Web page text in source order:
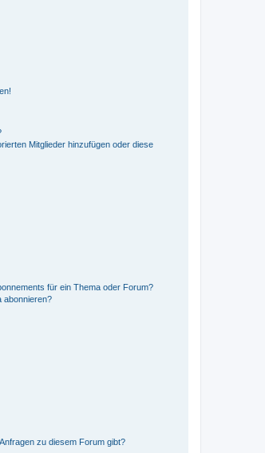
Mitglieder hinzufügen oder diese
für ein Thema oder Forum?
abonnieren?
zu diesem Forum gibt?